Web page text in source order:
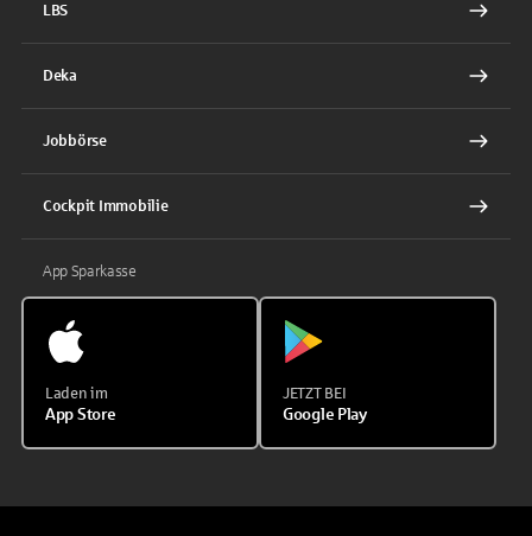
LBS
Deka
Jobbörse
Cockpit Immobilie
App Sparkasse
Laden im
App Store
JETZT BEI
Google Play